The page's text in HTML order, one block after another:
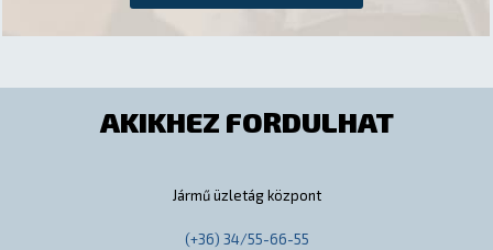
AKIKHEZ FORDULHAT
Jármű üzletág központ
(+36) 34/55-66-55